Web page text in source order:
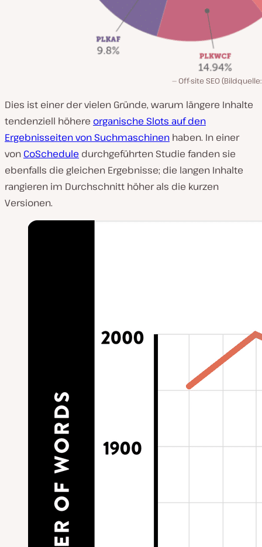
Off-site SEO
Dies ist einer der vielen Gründe, warum längere Inhalte
tendenziell höhere organische Slots auf den
Ergebnisseiten von Suchmaschinen haben. In einer
von CoSchedule durchgeführten Studie fanden sie
ebenfalls die gleichen Ergebnisse; die langen Inhalte
rangieren im Durchschnitt höher als die kurzen
Versionen.